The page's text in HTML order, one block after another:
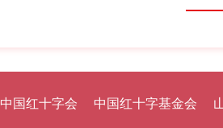
中国红十字会 中国红十字基金会